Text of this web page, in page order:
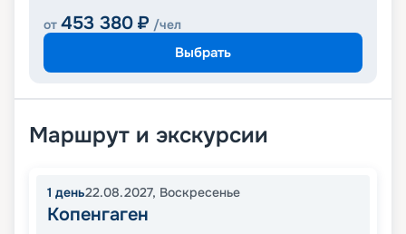
от 453 380 ₽ /чел
Выбрать
Маршрут и экскурсии
1 день22.08.2027, Воскресенье
Копенгаген